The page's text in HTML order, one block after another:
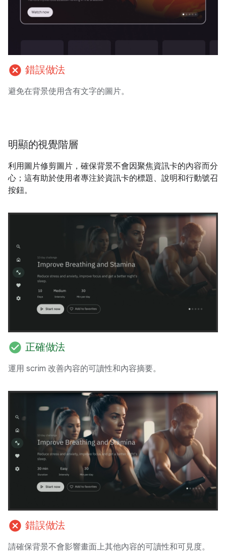
cancel 錯誤做法
避免在背景使用含有文字的圖片。
明顯的視覺階層
利用圖片修剪圖片，確保背景不會因聚焦資訊卡的內容而分
心；這有助於使用者專注於資訊卡的標題、說明和行動號召
按鈕。
check_circle 正確做法
運用 scrim 改善內容的可讀性和內容摘要。
cancel 錯誤做法
請確保背景不會影響畫面上其他內容的可讀性和可見度。